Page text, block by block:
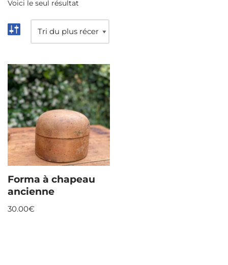
Voici le seul résultat
Forma à chapeau
ancienne
30.00€